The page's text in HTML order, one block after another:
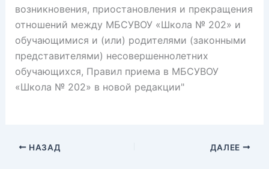
возникновения, приостановления и прекращения
отношений между МБСУВОУ «Школа № 202» и
обучающимися и (или) родителями (законными
представителями) несовершеннолетних
обучающихся, Правил приема в МБСУВОУ
«Школа № 202» в новой редакции"
НАЗАД ДАЛЕЕ